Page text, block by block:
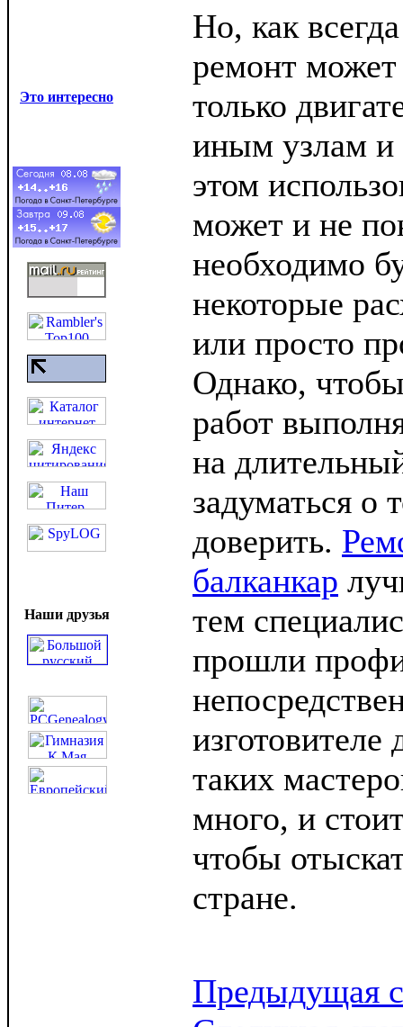
Это интересно
Наши друзья
Но, как
ремонт может
только
иным узлам и
этом
может и не
необходимо
некоторые
или просто
Однако,
работ
на
задуматься о
доверить.
балканкар
тем
прошли
таких
много, и
чтобы
стране.
Предыдущая